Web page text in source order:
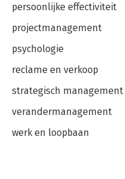
persoonlijke effectiviteit
projectmanagement
psychologie
reclame en verkoop
strategisch management
verandermanagement
werk en loopbaan